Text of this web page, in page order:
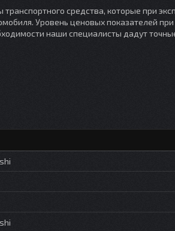
средства, которые при
Уровень ценовых показателей
наши специалисты дадут